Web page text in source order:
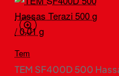
Tem
TEM SF400D 500